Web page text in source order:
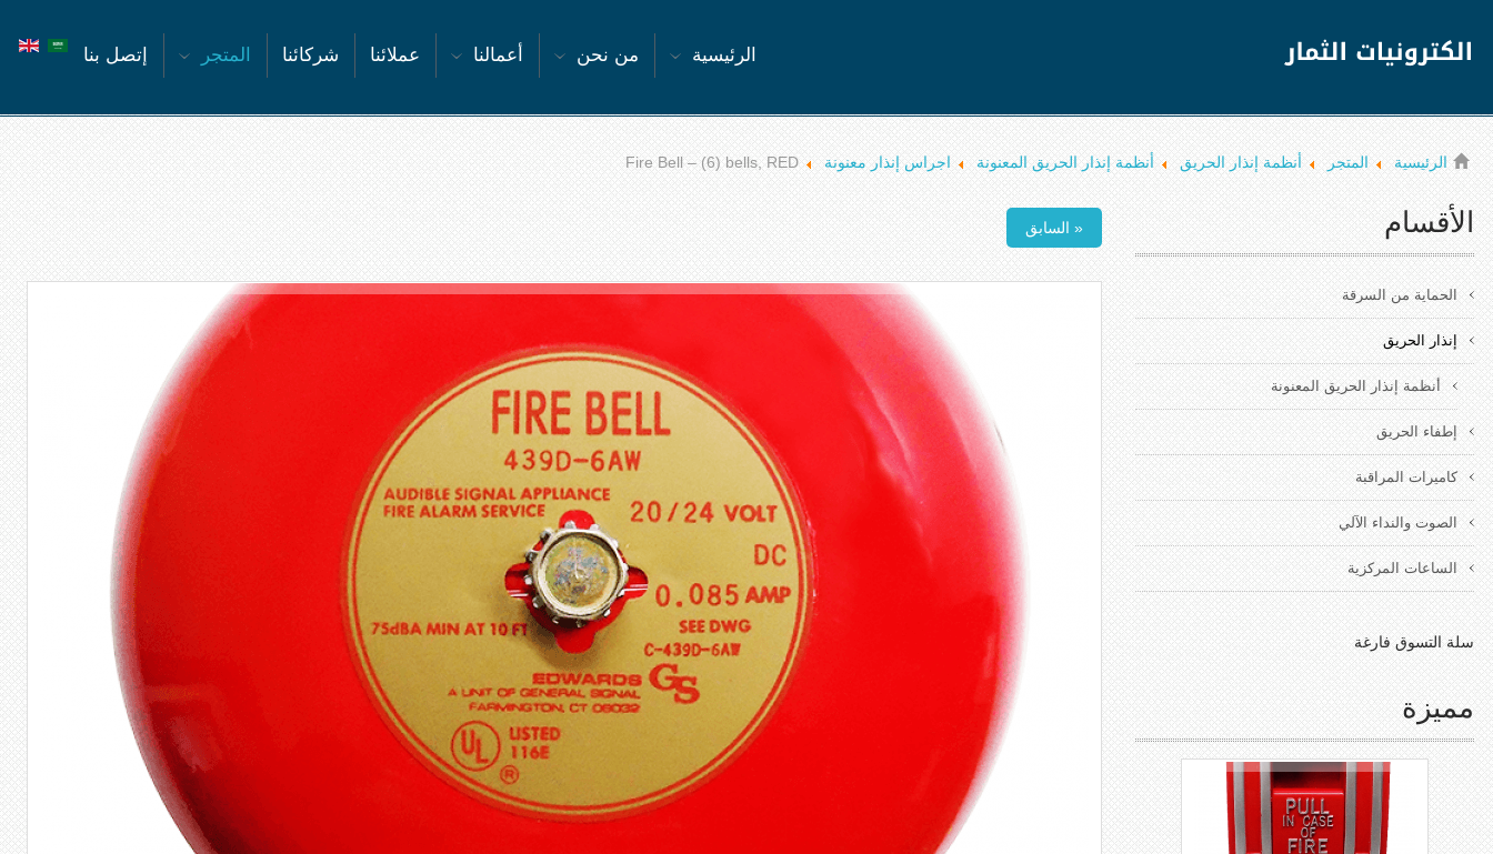
الرئيسية من نحن أعمالنا عملائنا شركائنا المتجر إتصل بنا
الرئيسية المتجر أنظمة إنذار الحريق أنظمة إنذار الحريق المعنونة اجراس إنذار معنونة Fire Bell – (6) bells, RED
« السابق الأقسام
الحماية من السرقة
إنذار الحريق
أنظمة إنذار الحريق المعنونة
إطفاء الحريق
كاميرات المراقبة
الصوت والنداء الآلي
الساعات المركزية
سلة التسوق فارغة
مميزة